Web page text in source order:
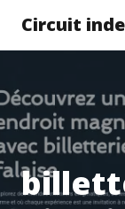
Circuit